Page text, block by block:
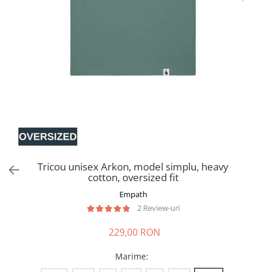
Tricou unisex Arkon, model simplu, heavy
cotton, oversized fit
Empath
2 Review-uri
229,00 RON
Marime: